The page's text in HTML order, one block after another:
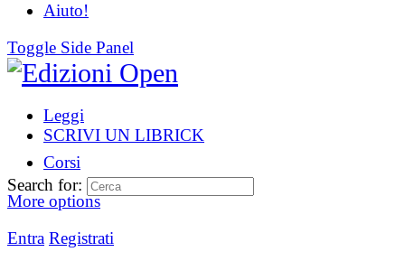
Aiuto!
Toggle Side Panel
Leggi
SCRIVI UN LIBRICK
Corsi
More options
Entra Registrati
Search for: